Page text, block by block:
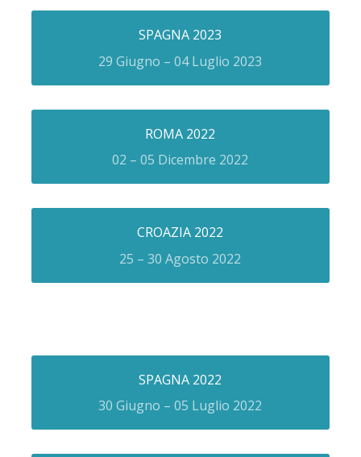
SPAGNA 2023
29 Giugno – 04 Luglio 2023
ROMA 2022
02 – 05 Dicembre 2022
CROAZIA 2022
25 – 30 Agosto 2022
SPAGNA 2022
30 Giugno – 05 Luglio 2022